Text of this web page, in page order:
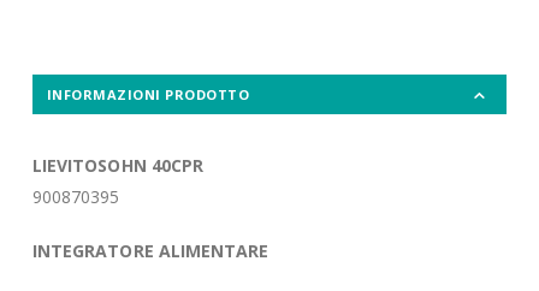
INFORMAZIONI PRODOTTO
LIEVITOSOHN 40CPR
900870395
INTEGRATORE ALIMENTARE